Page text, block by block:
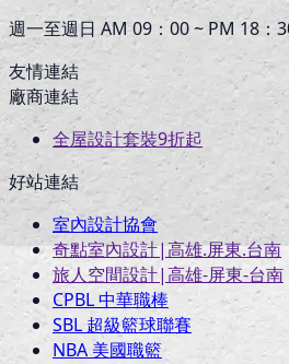
週一至週日 AM 09：00 ~ PM 18：
友情連結
廠商連結
全屋設計套裝9折起
好站連結
室內設計協會
奇點室內設計|高雄.屏東.台南
旅人空間設計|高雄-屏東-台南
CPBL 中華職棒
SBL 超級籃球聯賽
NBA 美國職籃